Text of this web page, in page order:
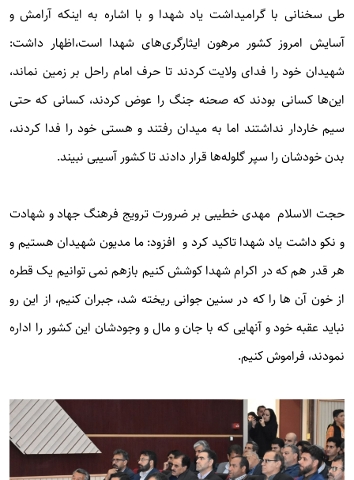
طی سخنانی با گرامیداشت یاد شهدا و با اشاره به اینکه آرامش و
آسایش امروز کشور مرهون ایثارگری‌های شهدا است،اظهار داشت:
شهیدان خود را فدای ولایت کردند تا حرف امام راحل بر زمین نماند،
این‌ها کسانی بودند که صحنه جنگ را عوض کردند، کسانی که حتی
سیم خاردار نداشتند اما به میدان رفتند و هستی خود را فدا کردند،
بدن خودشان را سپر گلوله‌ها قرار دادند تا کشور آسیبی نبیند.
حجت الاسلام مهدی خطیبی بر ضرورت ترویج فرهنگ جهاد و شهادت
و نکو داشت یاد شهدا تاکید کرد و افزود: ما مدیون شهیدان هستیم و
هر قدر هم که در اکرام شهدا کوشش کنیم بازهم نمی توانیم یک قطره
از خون آن ها را که در سنین جوانی ریخته شد، جبران کنیم، از این رو
نباید عقبه خود و آنهایی که با جان و مال و وجودشان این کشور را اداره
نمودند، فراموش کنیم.